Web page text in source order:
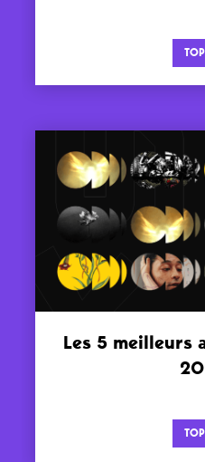
Les 5 meilleurs